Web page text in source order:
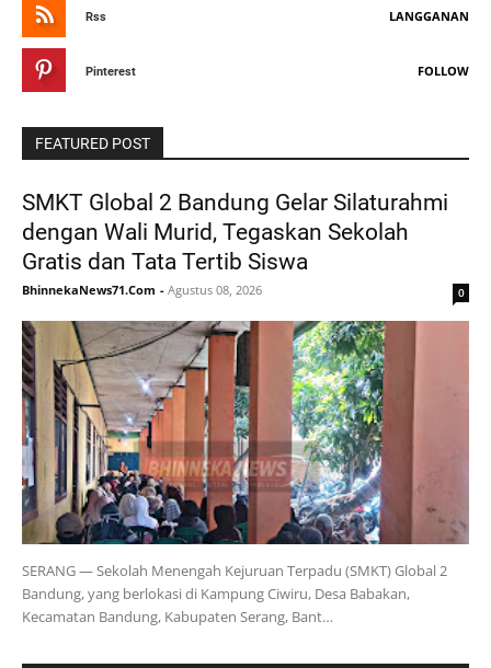
Rss LANGGANAN
Pinterest FOLLOW
FEATURED POST
SMKT Global 2 Bandung Gelar Silaturahmi
dengan Wali Murid, Tegaskan Sekolah
Gratis dan Tata Tertib Siswa
BhinnekaNews71.Com - Agustus 08, 2026 0
SERANG — Sekolah Menengah Kejuruan Terpadu (SMKT) Global 2
Bandung, yang berlokasi di Kampung Ciwiru, Desa Babakan,
Kecamatan Bandung, Kabupaten Serang, Bant…